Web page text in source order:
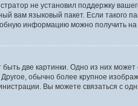
не установил поддержку
вам языковый пакет. Если такого
информацию можно получить на
две картинки. Одно из них
обычно более крупное
Вы можете связаться с